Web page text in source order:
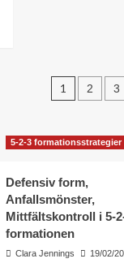
Posts
1 2 3
5-2-3 formationsstrategier
Defensiv form,
Anfallsmönster,
Mittfältskontroll i 5-
formationen
Clara Jennings 19/02/